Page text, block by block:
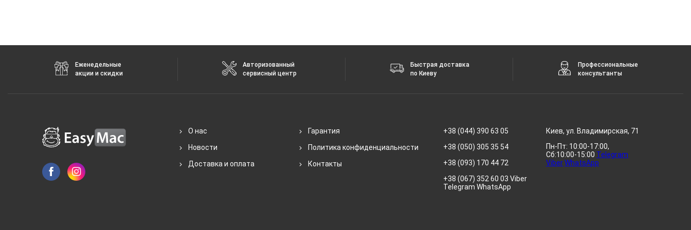
Еженедельные
акции и скидки
Авторизованный
сервисный центр
Быстрая доставка
по Киеву
Профессиональные
консультанты
О нас
Новости
Доставка и оплата
Гарантия
Политика конфиденциальности
Контакты
+38 (044) 390 63 05
+38 (050) 305 35 54
+38 (093) 170 44 72
+38 (067) 352 60 03 Viber
Telegram WhatsApp
Киев, ул. Владимирская, 71
Пн-Пт: 10:00-17:00,
Сб:10:00-15:00 Telegram
ViberWhatsApp